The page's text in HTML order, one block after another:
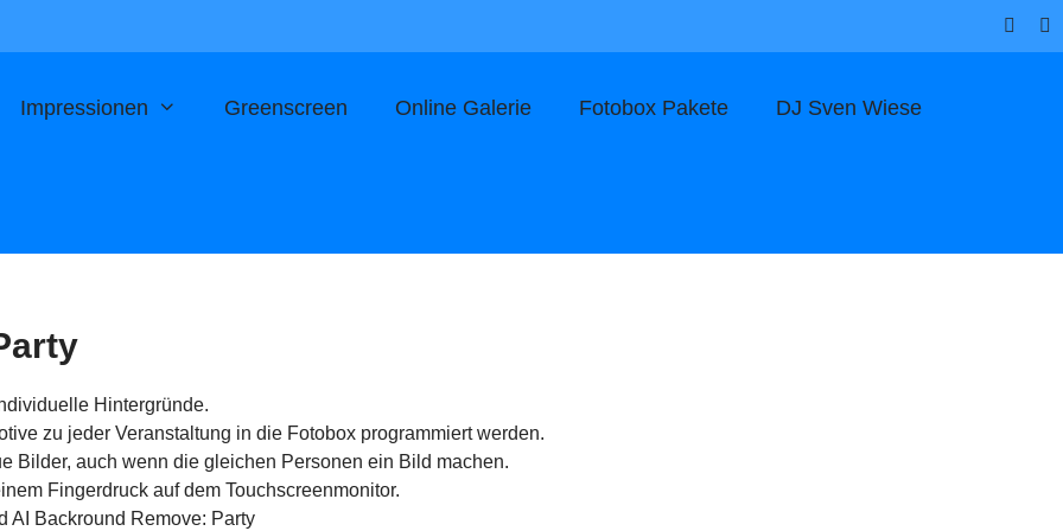
Impressionen Greenscreen Online Galerie Fotobox Pakete DJ Sven Wiese
Hintergründe.
zu jeder Veranstaltung in die Fotobox programmiert werden.
Bilder, auch wenn die gleichen Personen ein Bild machen.
Fingerdruck auf dem Touchscreenmonitor.
AI Backround Remove: Party